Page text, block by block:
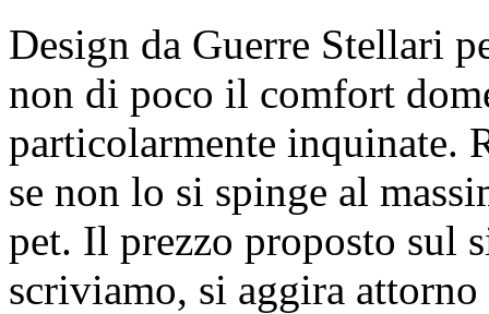
Design da Guerre Stellari
non di poco il comfort
particolarmente inquinate.
se non lo si spinge al
pet. Il prezzo proposto sul
scriviamo, si aggira